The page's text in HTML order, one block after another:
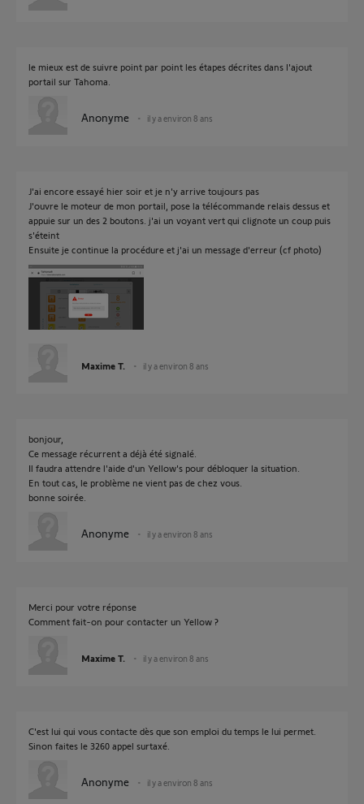
le mieux est de suivre point par point les étapes décrites dans l'ajout
portail sur Tahoma.
Anonyme il y a environ 8 ans
J'ai encore essayé hier soir et je n'y arrive toujours pas
J'ouvre le moteur de mon portail, pose la télécommande relais dessus et
appuie sur un des 2 boutons. j'ai un voyant vert qui clignote un coup puis
s'éteint
Ensuite je continue la procédure et j'ai un message d'erreur (cf photo)
Maxime T. il y a environ 8 ans
bonjour,
Ce message récurrent a déjà été signalé.
Il faudra attendre l'aide d'un Yellow's pour débloquer la situation.
En tout cas, le problème ne vient pas de chez vous.
bonne soirée.
Anonyme il y a environ 8 ans
Merci pour votre réponse
Comment fait-on pour contacter un Yellow ?
Maxime T. il y a environ 8 ans
C'est lui qui vous contacte dès que son emploi du temps le lui permet.
Sinon faites le 3260 appel surtaxé.
Anonyme il y a environ 8 ans